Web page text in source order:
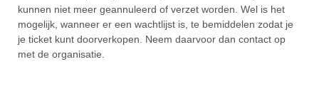
kunnen niet meer geannuleerd of verzet worden. Wel is het
mogelijk, wanneer er een wachtlijst is, te bemiddelen zodat je
je ticket kunt doorverkopen. Neem daarvoor dan contact op
met de organisatie.